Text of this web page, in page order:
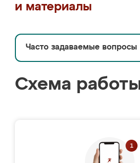
и материалы
Часто задаваемые вопросы
Схема